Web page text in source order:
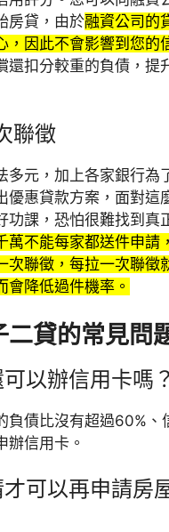
房貸，由於融資公司的
，因此不會影響到您的
還扣分較重的負債，提
聯徵
多元，加上各家銀行為
優惠貸款方案，面對這
功課，恐怕很難找到真
萬不能每家都送件申請
次聯徵，每拉一次聯徵
會降低過件機率。
貸的常見問
以辦信用卡嗎？
負債比沒有超過60%、
辦信用卡。
可以再申請房